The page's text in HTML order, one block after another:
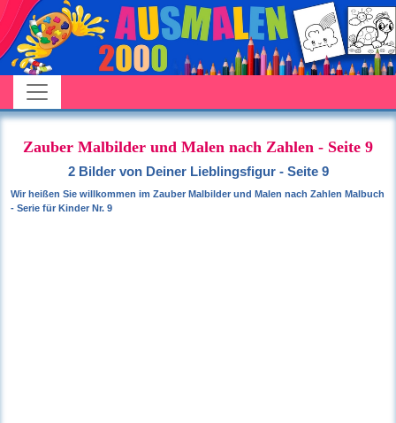
Zauber Malbilder und Malen nach Zahlen - Seite 9
2 Bilder von Deiner Lieblingsfigur - Seite 9
Wir heißen Sie willkommen im Zauber Malbilder und Malen nach Zahlen Malbuch
- Serie für Kinder Nr. 9